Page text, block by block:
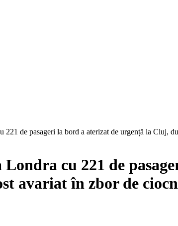
de pasageri la bord a aterizat de urgență la Cluj,
cu 221 de
avariat în zbor de